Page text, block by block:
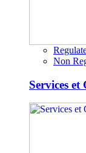
Non
Services et